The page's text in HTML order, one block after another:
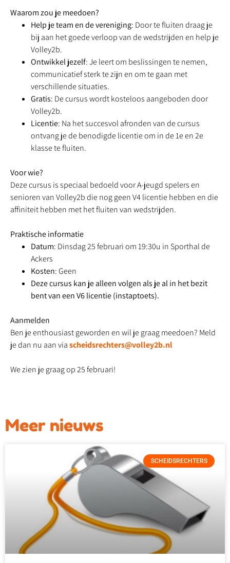
Waarom zou je meedoen?
Help je team en de vereniging: Door te fluiten draag je
bij aan het goede verloop van de wedstrijden en help je
Volley2b.
Ontwikkel jezelf: Je leert om beslissingen te nemen,
communicatief sterk te zijn en om te gaan met
verschillende situaties.
Gratis: De cursus wordt kosteloos aangeboden door
Volley2b.
Licentie: Na het succesvol afronden van de cursus
ontvang je de benodigde licentie om in de 1e en 2e
klasse te fluiten.
Voor wie?
Deze cursus is speciaal bedoeld voor A-jeugd spelers en
senioren van Volley2b die nog geen V4 licentie hebben en die
affiniteit hebben met het fluiten van wedstrijden.
Praktische informatie
Datum: Dinsdag 25 februari om 19:30u in Sporthal de
Ackers
Kosten: Geen
Deze cursus kan je alleen volgen als je al in het bezit
bent van een V6 licentie (instaptoets).
Aanmelden
Ben je enthousiast geworden en wil je graag meedoen? Meld
je dan nu aan viascheidsrechters@volley2b.nl
We zien je graag op 25 februari!
Meer nieuws
SCHEIDSRECHTERS